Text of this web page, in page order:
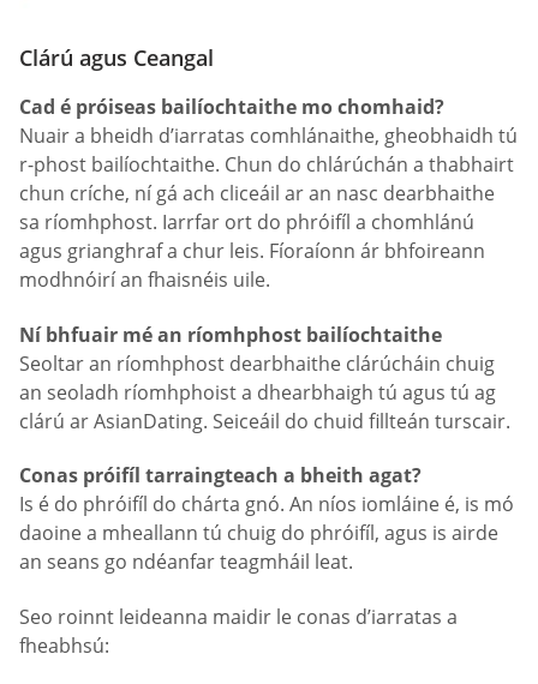
Clárú agus Ceangal
Cad é próiseas bailíochtaithe mo chomhaid?
Nuair a bheidh d’iarratas comhlánaithe, gheobhaidh tú
r-phost bailíochtaithe. Chun do chlárúchán a thabhairt
chun críche, ní gá ach cliceáil ar an nasc dearbhaithe
sa ríomhphost. Iarrfar ort do phróifíl a chomhlánú
agus grianghraf a chur leis. Fíoraíonn ár bhfoireann
modhnóirí an fhaisnéis uile.
Ní bhfuair mé an ríomhphost bailíochtaithe
Seoltar an ríomhphost dearbhaithe clárúcháin chuig
an seoladh ríomhphoist a dhearbhaigh tú agus tú ag
clárú ar AsianDating. Seiceáil do chuid fillteán turscair.
Conas próifíl tarraingteach a bheith agat?
Is é do phróifíl do chárta gnó. An níos iomláine é, is mó
daoine a mheallann tú chuig do phróifíl, agus is airde
an seans go ndéanfar teagmháil leat.
Seo roinnt leideanna maidir le conas d’iarratas a
fheabhsú: